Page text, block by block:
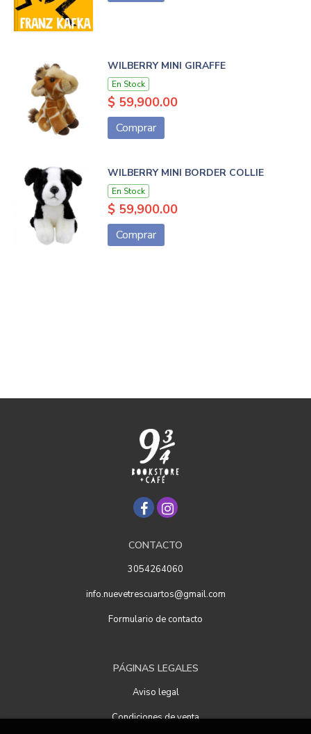
WILBERRY MINI GIRAFFE
En Stock
$ 59,900.00
Comprar
WILBERRY MINI BORDER COLLIE
En Stock
$ 59,900.00
Comprar
CONTACTO
3054264060
info.nuevetrescuartos@gmail.com
Formulario de contacto
PÁGINAS LEGALES
Aviso legal
Condiciones de venta